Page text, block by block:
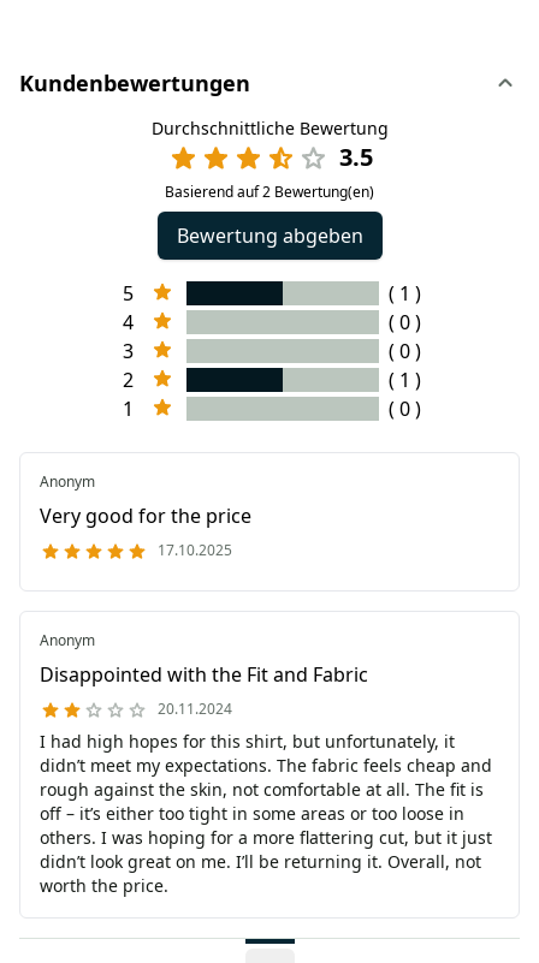
Kundenbewertungen
Durchschnittliche Bewertung
3.5
Basierend auf 2 Bewertung(en)
Bewertung abgeben
5
( 1 )
4
( 0 )
3
( 0 )
2
( 1 )
1
( 0 )
Anonym
Very good for the price
17.10.2025
Anonym
Disappointed with the Fit and Fabric
20.11.2024
I had high hopes for this shirt, but unfortunately, it
didn’t meet my expectations. The fabric feels cheap and
rough against the skin, not comfortable at all. The fit is
off – it’s either too tight in some areas or too loose in
others. I was hoping for a more flattering cut, but it just
didn’t look great on me. I’ll be returning it. Overall, not
worth the price.